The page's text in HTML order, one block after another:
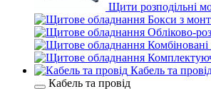
Щити розподільні
Бокси з
Обліково-
Кабель та
Кабель та провід